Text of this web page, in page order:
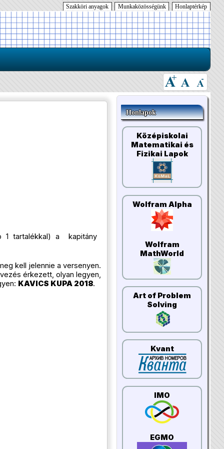
Honlaptérkép
Munkaközösségünk
Szakköri anyagok
tartalékkal) a ​ kapitány
kell jelennie a versenyen.
érkezett, olyan legyen,
KAVICS KUPA 2018.
Honlapok
Középiskolai
Matematikai és
Fizikai Lapok
Wolfram Alpha
Wolfram
MathWorld
Art of Problem
Solving
Kvant
IMO
EGMO